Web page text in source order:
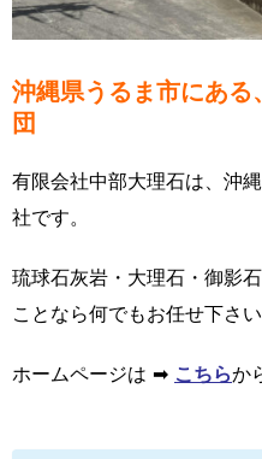
沖縄県うるま市にあ
団
有限会社中部大理石は、沖
社です。
琉球石灰岩・大理石・御影
ことなら何でもお任せ下さい
ホームページは ➡ こちらか